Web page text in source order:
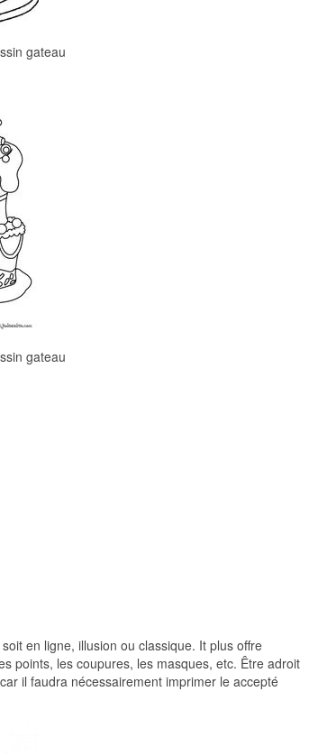
gateau
gateau
en ligne, illusion ou classique. It plus offre
points, les coupures, les masques, etc. Être adroit
il faudra nécessairement imprimer le accepté